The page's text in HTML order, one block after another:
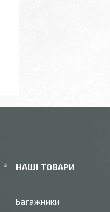
НАШІ ТОВАРИ
Багажники